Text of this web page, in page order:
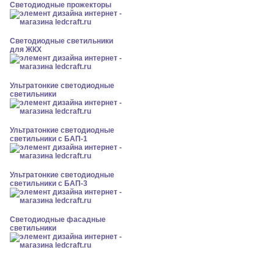
Светодиодные прожекторы
Светодиодные светильники
для ЖКХ
Ультратонкие светодиодные
светильники
Ультратонкие светодиодные
светильники с БАП-1
Ультратонкие светодиодные
светильники с БАП-3
Светодиодные фасадные
светильники